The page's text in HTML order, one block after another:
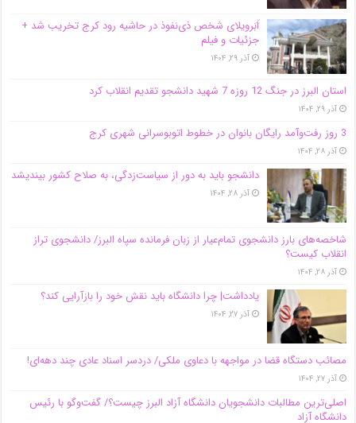
اَبَر‌ویلای شخص ذی‌نفوذ در حاشیه‌ رود کرج تخریب شد +
جزئیات و فیلم
آذر ۲۹, ۱۴۰۴
استان البرز در جنگ 12 روزه 7 شهید دانشجو تقدیم انقلاب کرد
آذر ۲۹, ۱۴۰۴
3 روز رفت‌وآمد رایگان بانوان در خطوط اتوبوسرانی شهری کرج
آذر ۲۸, ۱۴۰۴
دانشجو باید به دور از سیاست‌زدگی، به صلاح کشور بیندیشد
آذر ۲۸, ۱۴۰۴
شاخصه‌های بارز دانشجوی تمام‌عیار از زبان فرمانده سپاه البرز/ دانشجوی تراز
انقلاب کیست؟
آذر ۲۸, ۱۴۰۴
یادداشت| چرا دانشگاه باید نقش خود را بازآرایی کند؟
آذر ۲۷, ۱۴۰۴
مصائب دستگاه قضا در مواجهه با دعاوی ملکی/ دردسر اسناد عادی چند‌ دهه‌ای!
آذر ۲۷, ۱۴۰۴
اصلی‌ترین مطالبات دانشجویان دانشگاه آزاد البرز چیست؟/ گفت‌وگو با رئیس
دانشگاه آز‌اد